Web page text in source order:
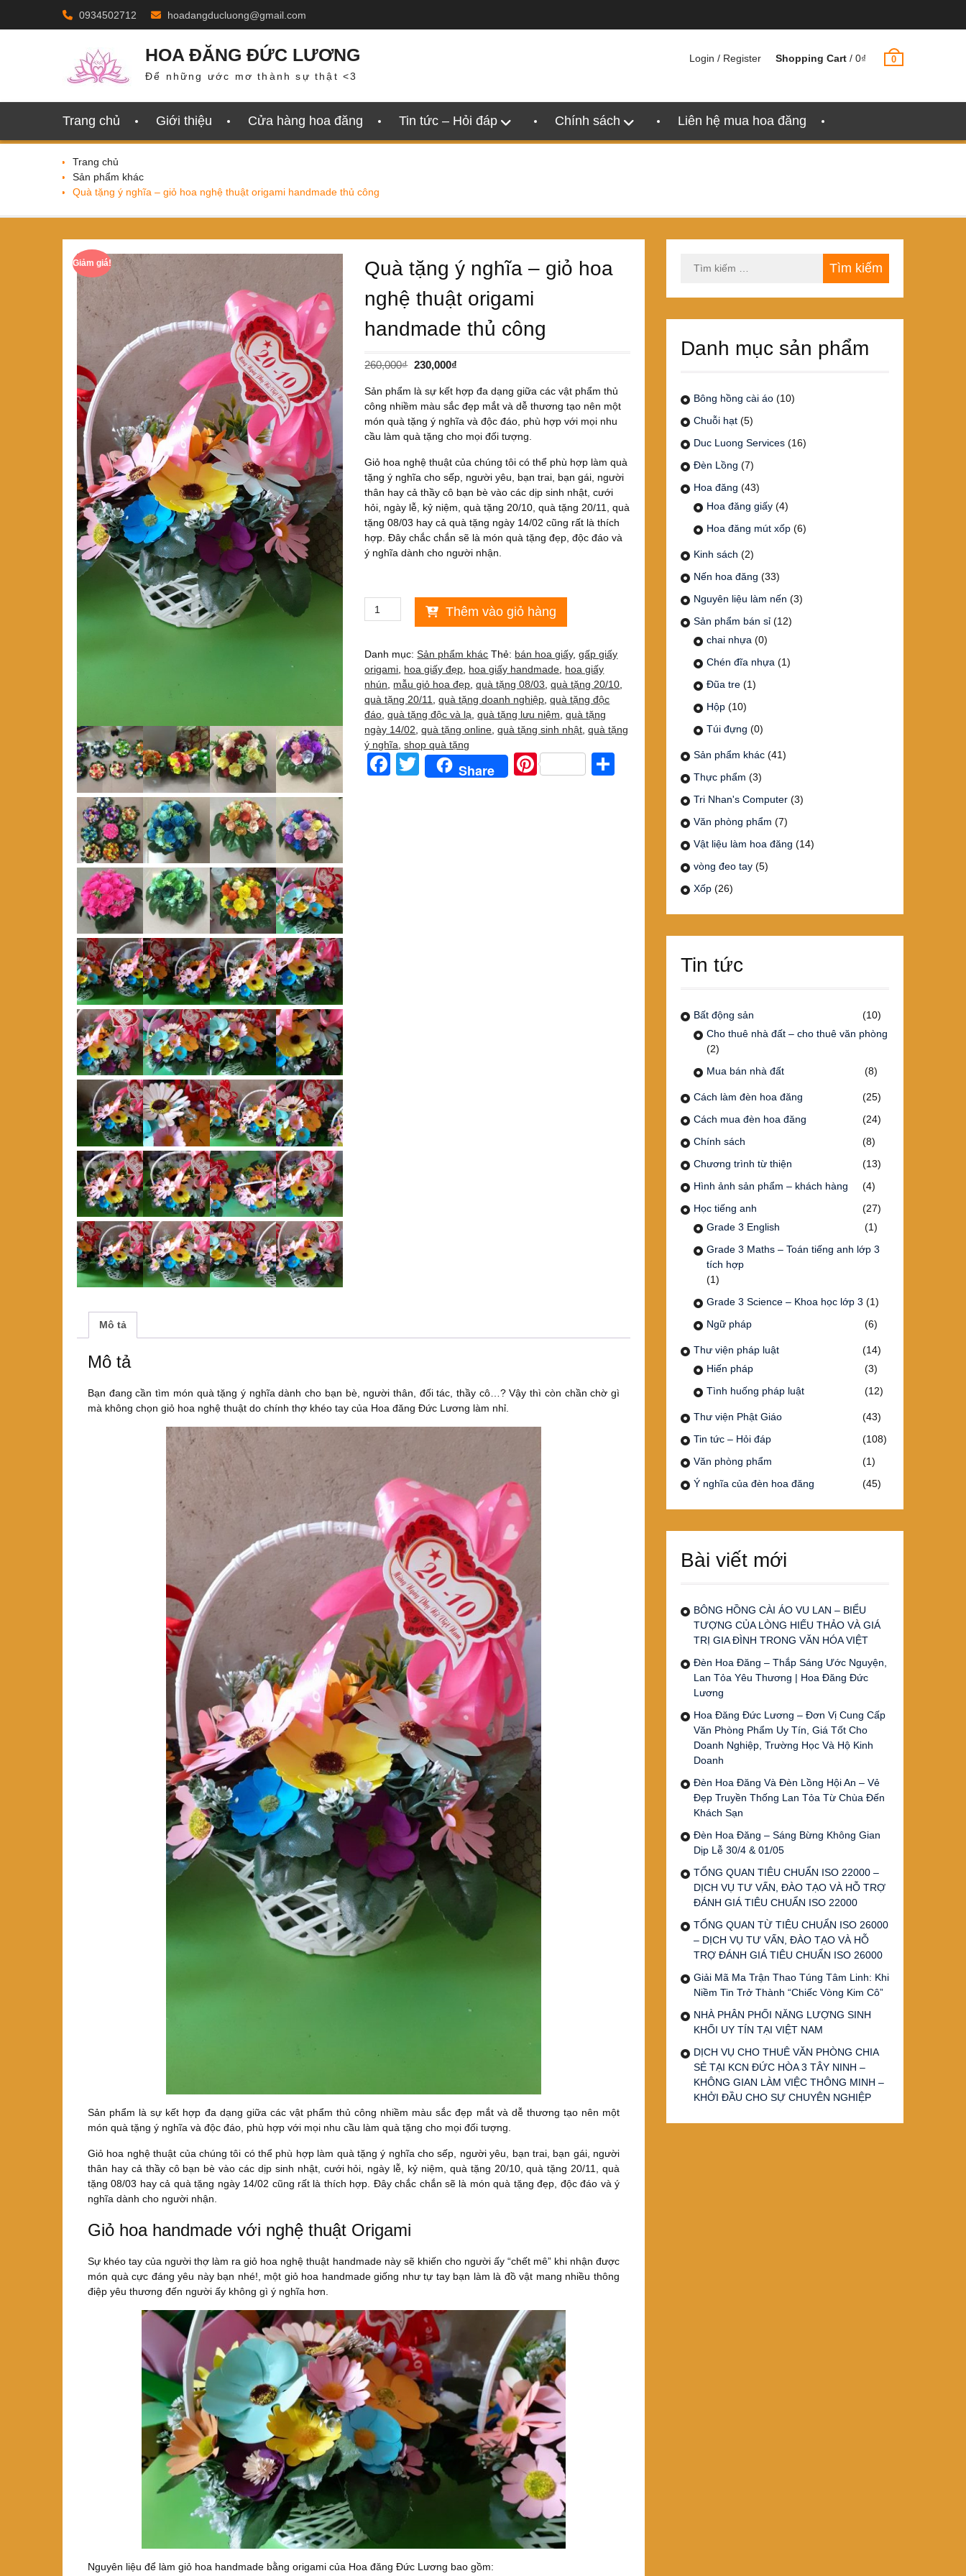
0934502712 hoadangducluong@gmail.com
HOA ĐĂNG ĐỨC LƯƠNG
Để những ước mơ thành sự thật <3
Login / Register Shopping Cart / 0₫ 0
Trang chủ Giới thiệu Cửa hàng hoa đăng Tin tức – Hỏi đáp Chính sách Liên hệ mua hoa đăng
Trang chủ
Sản phẩm khác
Quà tặng ý nghĩa – giỏ hoa nghệ thuật origami handmade thủ công
Giảm giá!
Quà tặng ý nghĩa – giỏ hoa
nghệ thuật origami
handmade thủ công
260,000₫ Giá
là:
260,000₫.
230,000₫
tại
là:
230,000₫.
Sản phẩm là sự kết hợp đa dạng giữa các vật phẩm thủ
công nhiềm màu sắc đẹp mắt và dễ thương tạo nên một
món quà tặng ý nghĩa và độc đáo, phù hợp với mọi nhu
cầu làm quà tặng cho mọi đối tượng.
Giỏ hoa nghệ thuật của chúng tôi có thể phù hợp làm quà
tặng ý nghĩa cho sếp, người yêu, bạn trai, bạn gái, người
thân hay cả thầy cô bạn bè vào các dịp sinh nhật, cưới
hỏi, ngày lễ, kỷ niệm, quà tặng 20/10, quà tặng 20/11, quà
tặng 08/03 hay cả quà tặng ngày 14/02 cũng rất là thích
hợp. Đây chắc chắn sẽ là món quà tặng đẹp, độc đáo và
ý nghĩa dành cho người nhận.
Quà
tặng
nghĩa
giỏ
hoa
nghệ
thuật
origami
handmade
thủ
Thêm vào giỏ hàng
Danh mục:Sản phẩm khác Thẻ: bán hoa giấy,gấp giấy
origami hoa giấy đẹp hoa giấy handmade hoa giấy
nhún
mẫu giỏ hoa đẹp ,quà tặng 08/03 ,quà tặng 20/10
quà tặng 20/11
,quà tặng doanh nghiệp ,quà tặng độc
đáo ,quà tặng độc và lạ ,quà tặng lưu niệm ,quà tặng
ngày 14/02 ,quà tặng online ,quà tặng sinh nhật ,quà tặng
ý nghĩa ,shop quà tặng
F
T
Share
Pi
Mô tả
Mô tả
Bạn đang cần tìm món quà tặng ý nghĩa dành cho bạn bè, người thân, đối tác, thầy cô…? Vậy thì còn chần chờ gì
mà không chọn giỏ hoa nghệ thuật do chính thợ khéo tay của Hoa đăng Đức Lương làm nhỉ.
Sản phẩm là sự kết hợp đa dạng giữa các vật phẩm thủ công nhiềm màu sắc đẹp mắt và dễ thương tạo nên một
món quà tặng ý nghĩa và độc đáo, phù hợp với mọi nhu cầu làm quà tặng cho mọi đối tượng.
Giỏ hoa nghệ thuật của chúng tôi có thể phù hợp làm quà tặng ý nghĩa cho sếp, người yêu, bạn trai, bạn gái, người
thân hay cả thầy cô bạn bè vào các dịp sinh nhật, cưới hỏi, ngày lễ, kỷ niệm, quà tặng 20/10, quà tặng 20/11, quà
tặng 08/03 hay cả quà tặng ngày 14/02 cũng rất là thích hợp. Đây chắc chắn sẽ là món quà tặng đẹp, độc đáo và ý
nghĩa dành cho người nhận.
Giỏ hoa handmade với nghệ thuật Origami
Sự khéo tay của người thợ làm ra giỏ hoa nghệ thuật handmade này sẽ khiến cho người ấy “chết mê” khi nhận được
món quà cực đáng yêu này bạn nhé!, một giỏ hoa handmade giống như tự tay bạn làm là đồ vật mang nhiều thông
điệp yêu thương đến người ấy không gì ý nghĩa hơn.
Nguyên liệu để làm giỏ hoa handmade bằng origami của Hoa đăng Đức Lương bao gồm:
kiếm
Danh mục sản phẩm
Bông hồng cài áo (10)
Chuỗi hạt (5)
Duc Luong Services (16)
Đèn Lồng (7)
Hoa đăng (43)
Hoa đăng giấy (4)
Hoa đăng mút xốp (6)
Kinh sách (2)
Nến hoa đăng (33)
Nguyên liệu làm nến (3)
Sản phẩm bán sỉ (12)
chai nhựa (0)
Chén đĩa nhựa (1)
Đũa tre (1)
Hộp (10)
Túi đựng (0)
Sản phẩm khác (41)
Thực phẩm (3)
Tri Nhan's Computer (3)
Văn phòng phẩm (7)
Vật liệu làm hoa đăng (14)
vòng đeo tay (5)
Xốp (26)
Tin tức
Bất động sản
(10)
Cho thuê nhà đất – cho thuê văn phòng
(2)
Mua bán nhà đất
(8)
Cách làm đèn hoa đăng
(25)
Cách mua đèn hoa đăng
(24)
Chính sách
(8)
Chương trình từ thiện
(13)
Hình ảnh sản phẩm – khách hàng
(4)
Học tiếng anh
(27)
Grade 3 English
(1)
Grade 3 Maths – Toán tiếng anh lớp 3
tích hợp
(1)
Grade 3 Science – Khoa học lớp 3 (1)
Ngữ pháp
(6)
Thư viện pháp luật
(14)
Hiến pháp
(3)
Tình huống pháp luật
(12)
Thư viện Phật Giáo
(43)
Tin tức – Hỏi đáp
(108)
Văn phòng phẩm
(1)
Ý nghĩa của đèn hoa đăng
(45)
Bài viết mới
BÔNG HỒNG CÀI ÁO VU LAN – BIỂU
TƯỢNG CỦA LÒNG HIẾU THẢO VÀ GIÁ
TRỊ GIA ĐÌNH TRONG VĂN HÓA VIỆT
Đèn Hoa Đăng – Thắp Sáng Ước Nguyện,
Lan Tỏa Yêu Thương | Hoa Đăng Đức
Lương
Hoa Đăng Đức Lương – Đơn Vị Cung Cấp
Văn Phòng Phẩm Uy Tín, Giá Tốt Cho
Doanh Nghiệp, Trường Học Và Hộ Kinh
Doanh
Đèn Hoa Đăng Và Đèn Lồng Hội An – Vẻ
Đẹp Truyền Thống Lan Tỏa Từ Chùa Đến
Khách Sạn
Đèn Hoa Đăng – Sáng Bừng Không Gian
Dịp Lễ 30/4 & 01/05
TỔNG QUAN TIÊU CHUẨN ISO 22000 –
DỊCH VỤ TƯ VẤN, ĐÀO TẠO VÀ HỖ TRỢ
ĐÁNH GIÁ TIÊU CHUẨN ISO 22000
TỔNG QUAN TỪ TIÊU CHUẨN ISO 26000
– DỊCH VỤ TƯ VẤN, ĐÀO TẠO VÀ HỖ
TRỢ ĐÁNH GIÁ TIÊU CHUẨN ISO 26000
Giải Mã Ma Trận Thao Túng Tâm Linh: Khi
Niềm Tin Trở Thành “Chiếc Vòng Kim Cô”
NHÀ PHÂN PHỐI NĂNG LƯỢNG SINH
KHỐI UY TÍN TẠI VIỆT NAM
DỊCH VỤ CHO THUÊ VĂN PHÒNG CHIA
SẺ TẠI KCN ĐỨC HÒA 3 TÂY NINH –
KHÔNG GIAN LÀM VIỆC THÔNG MINH –
KHỞI ĐẦU CHO SỰ CHUYÊN NGHIỆP